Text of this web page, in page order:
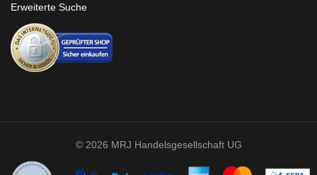
Erweiterte Suche
© 2026 MRJ Handelsgesellschaft UG